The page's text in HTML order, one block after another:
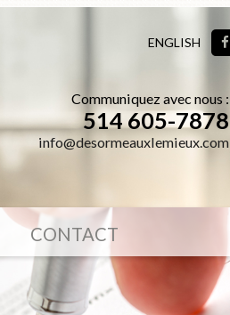
Communiquez avec nous :
514 605-7878
info@desormeauxlemieux.com
ENGLISH
CONTACT